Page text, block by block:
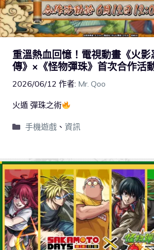
重溫熱血回憶！電視動畫《火影
傳》×《怪物彈珠》首次合作活
2026/06/12 作者: Mr. Qoo
火遁 彈珠之術
手機遊戲、 資訊